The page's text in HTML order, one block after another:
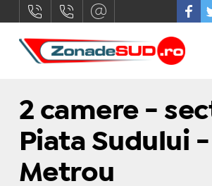
2 camere -
Piata Sudului -
Metrou